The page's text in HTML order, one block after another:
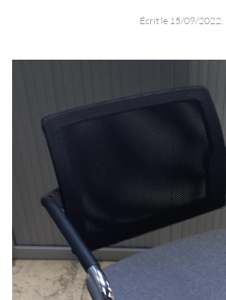
Écrit le 15/09/2022.